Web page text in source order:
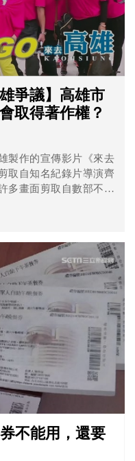
爭議】高雄市
取得著作權？
製作的宣傳影片《來去
取自知名紀錄片導演齊
多畫面剪取自數部不同
飛閱高雄》製片公司則
不能用，還要